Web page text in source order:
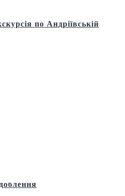
по Андріївській